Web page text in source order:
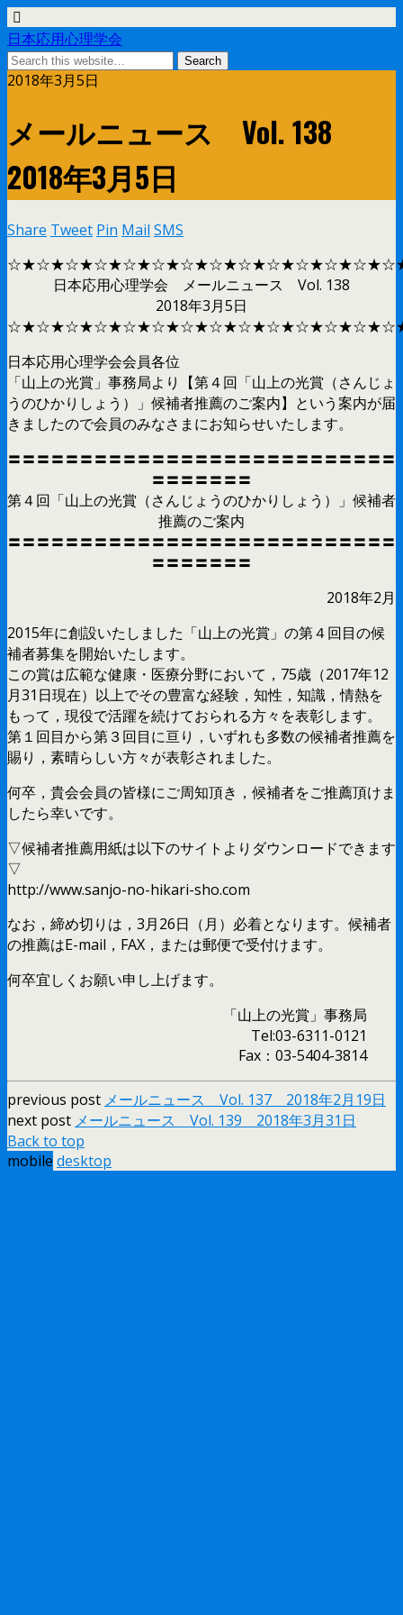
日本応用心理学会
2018年3月5日
メールニュース Vol. 138
2018年3月5日
Share Tweet Pin Mail SMS
日本応用心理学会 メールニュース Vol. 138
2018年3月5日
日本応用心理学会会員各位
「山上の光賞」事務局より【第４回「山上の光賞（さんじょ
うのひかりしょう）」候補者推薦のご案内】という案内が届
きましたので会員のみなさまにお知らせいたします。
〓〓〓〓〓〓〓〓〓〓〓〓〓〓〓〓〓〓〓〓〓〓〓〓〓〓〓
〓〓〓〓〓〓〓
第４回「山上の光賞（さんじょうのひかりしょう）」候補者
推薦のご案内
〓〓〓〓〓〓〓〓〓〓〓〓〓〓〓〓〓〓〓〓〓〓〓〓〓〓〓
〓〓〓〓〓〓〓
2018年2月
2015年に創設いたしました「山上の光賞」の第４回目の候
補者募集を開始いたします。
この賞は広範な健康・医療分野において，75歳（2017年12
月31日現在）以上でその豊富な経験，知性，知識，情熱を
もって，現役で活躍を続けておられる方々を表彰します。
第１回目から第３回目に亘り，いずれも多数の候補者推薦を
賜り，素晴らしい方々が表彰されました。
何卒，貴会会員の皆様にご周知頂き，候補者をご推薦頂けま
したら幸いです。
▽候補者推薦用紙は以下のサイトよりダウンロードできます
▽
http://www.sanjo-no-hikari-sho.com
なお，締め切りは，3月26日（月）必着となります。候補者
の推薦はE-mail，FAX，または郵便で受付けます。
何卒宜しくお願い申し上げます。
「山上の光賞」事務局
Tel:03-6311-0121
Fax：03-5404-3814
previous post メールニュース Vol. 137 2018年2月19日
next post メールニュース Vol. 139 2018年3月31日
Back to top
mobile desktop